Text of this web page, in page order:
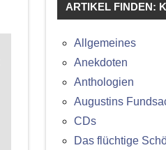
ARTIKEL FINDEN:
Allgemeines
Anekdoten
Anthologien
Augustins
CDs
Das flüchtige